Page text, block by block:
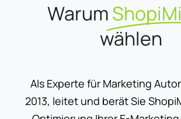
Warum
wählen
Als Experte für Marketing
2013, leitet und berät Sie